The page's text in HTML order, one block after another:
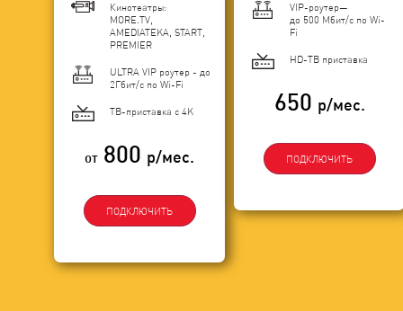
Кинотеатры:
MORE.TV,
AMEDIATEKA, START,
PREMIER
ULTRA VIP роутер - до
2Гбит/c по Wi-Fi
ТВ-приставка с 4K
от 800 р/мес.
ПОДКЛЮЧИТЬ
VIP-роутер—
до 500 Мбит/с по Wi-
Fi
HD-ТВ приставка
650 р/мес.
ПОДКЛЮЧИТЬ